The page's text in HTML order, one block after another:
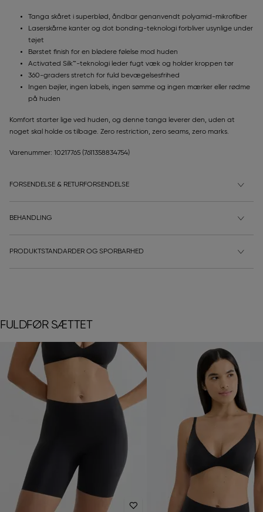
Tanga skåret i superblød, åndbar genanvendt polyamid-mikrofiber
Laserskårne kanter og dot bonding-teknologi forbliver usynlige under
tøjet
Børstet finish for en blødere følelse mod huden
Activated Silk™-teknologi leder fugt væk og holder kroppen tør
360-graders stretch for fuld bevægelsesfrihed
Ingen bøjler, ingen labels, ingen sømme og ingen mærker eller rødme
på huden
Komfort starter lige ved huden, og denne tanga leverer den, uden at
noget skal holde os tilbage. Zero restriction, zero seams, zero marks.
Varenummer: 10217765 (7611358834754)
FORSENDELSE & RETURFORSENDELSE
BEHANDLING
PRODUKTSTANDARDER OG SPORBARHED
FULDFØR SÆTTET